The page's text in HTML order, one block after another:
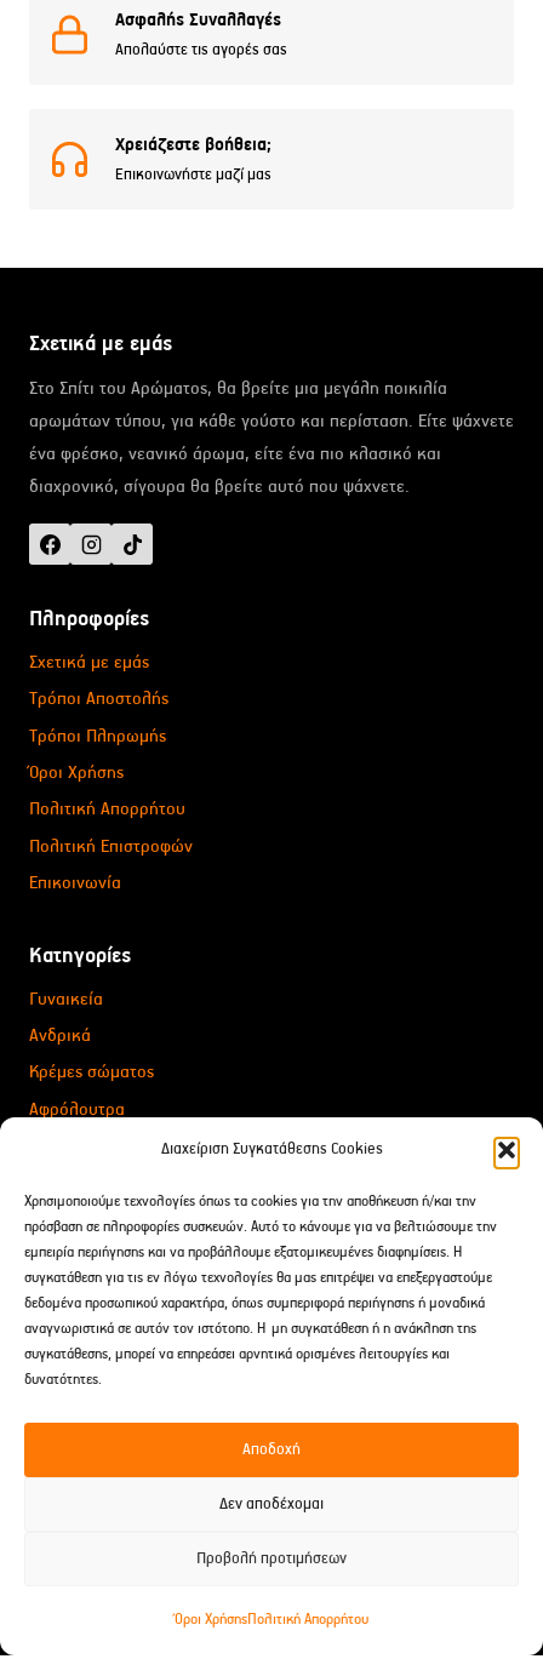
Διαχείριση Συγκατάθεσης Cookies
Χρησιμοποιούμε τεχνολογίες όπως τα cookies για την αποθήκευση ή/και την
πρόσβαση σε πληροφορίες συσκευών. Αυτό το κάνουμε για να βελτιώσουμε την
εμπειρία περιήγησης και να προβάλλουμε εξατομικευμένες διαφημίσεις. Η
συγκατάθεση για τις εν λόγω τεχνολογίες θα μας επιτρέψει να επεξεργαστούμε
δεδομένα προσωπικού χαρακτήρα, όπως συμπεριφορά περιήγησης ή μοναδικά
αναγνωριστικά σε αυτόν τον ιστότοπο. Η μη συγκατάθεση ή η ανάκληση της
συγκατάθεσης, μπορεί να επηρεάσει αρνητικά ορισμένες λειτουργίες και
δυνατότητες.
Αποδοχή
Δεν αποδέχομαι
Προβολή προτιμήσεων
Όροι ΧρήσηςΠολιτική Απορρήτου
Ασφαλής Συναλλαγές
Απολαύστε τις αγορές σας
Χρειάζεστε βοήθεια;
Επικοινωνήστε μαζί μας
Σχετικά με εμάς
Στο Σπίτι του Αρώματος, θα βρείτε μια μεγάλη ποικιλία
αρωμάτων τύπου, για κάθε γούστο και περίσταση. Είτε ψάχνετε
ένα φρέσκο, νεανικό άρωμα, είτε ένα πιο κλασικό και
διαχρονικό, σίγουρα θα βρείτε αυτό που ψάχνετε.
Πληροφορίες
Σχετικά με εμάς
Τρόποι Αποστολής
Τρόποι Πληρωμής
Όροι Χρήσης
Πολιτική Απορρήτου
Πολιτική Επιστροφών
Επικοινωνία
Κατηγορίες
Γυναικεία
Ανδρικά
Κρέμες σώματος
Αφρόλουτρα
After Shave
Επικοινωνία
Δαρειώτου 9 Tρίπολη, Ελλάδα
2710 238691
spititouaromatos2012@gmail.com
© 2026 Το Σπίτι του Αρώματος -